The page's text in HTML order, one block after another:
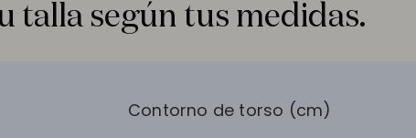
talla según tus medidas.
Contorno de torso (cm)